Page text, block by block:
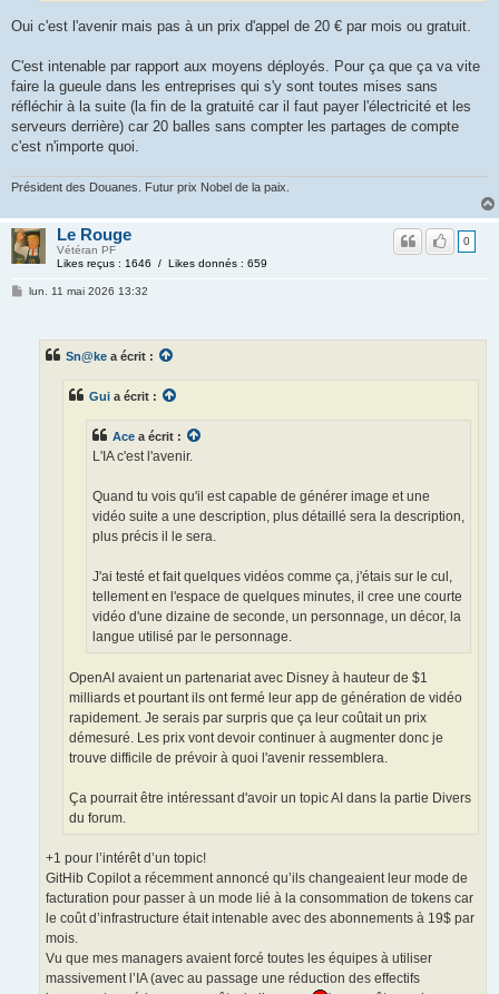
Oui c'est l'avenir mais pas à un prix d'appel de 20 € par mois ou gratuit.
C'est intenable par rapport aux moyens déployés. Pour ça que ça va vite
faire la gueule dans les entreprises qui s'y sont toutes mises sans
réfléchir à la suite (la fin de la gratuité car il faut payer l'électricité et les
serveurs derrière) car 20 balles sans compter les partages de compte
c'est n'importe quoi.
Président des Douanes. Futur prix Nobel de la paix.
Le Rouge
Vétéran PF
Likes reçus : 1646 / Likes donnés : 659
0
lun. 11 mai 2026 13:32
Sn@ke a écrit :
Gui a écrit :
Ace a écrit :
L'IA c'est l'avenir.
Quand tu vois qu'il est capable de générer image et une
vidéo suite a une description, plus détaillé sera la description,
plus précis il le sera.
J'ai testé et fait quelques vidéos comme ça, j'étais sur le cul,
tellement en l'espace de quelques minutes, il cree une courte
vidéo d'une dizaine de seconde, un personnage, un décor, la
langue utilisé par le personnage.
OpenAI avaient un partenariat avec Disney à hauteur de $1
milliards et pourtant ils ont fermé leur app de génération de vidéo
rapidement. Je serais par surpris que ça leur coûtait un prix
démesuré. Les prix vont devoir continuer à augmenter donc je
trouve difficile de prévoir à quoi l'avenir ressemblera.
Ça pourrait être intéressant d'avoir un topic AI dans la partie Divers
du forum.
+1 pour l’intérêt d’un topic!
GitHib Copilot a récemment annoncé qu’ils changeaient leur mode de
facturation pour passer à un mode lié à la consommation de tokens car
le coût d’infrastructure était intenable avec des abonnements à 19$ par
mois.
Vu que mes managers avaient forcé toutes les équipes à utiliser
massivement l’IA (avec au passage une réduction des effectifs